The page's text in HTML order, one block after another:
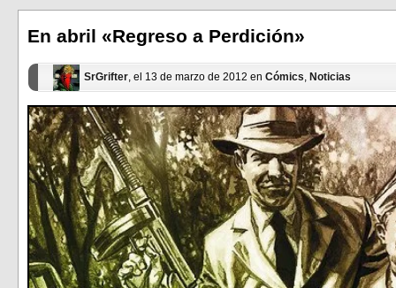
En abril «Regreso a Perdición»
SrGrifter, el 13 de marzo de 2012 en Cómics, Noticias